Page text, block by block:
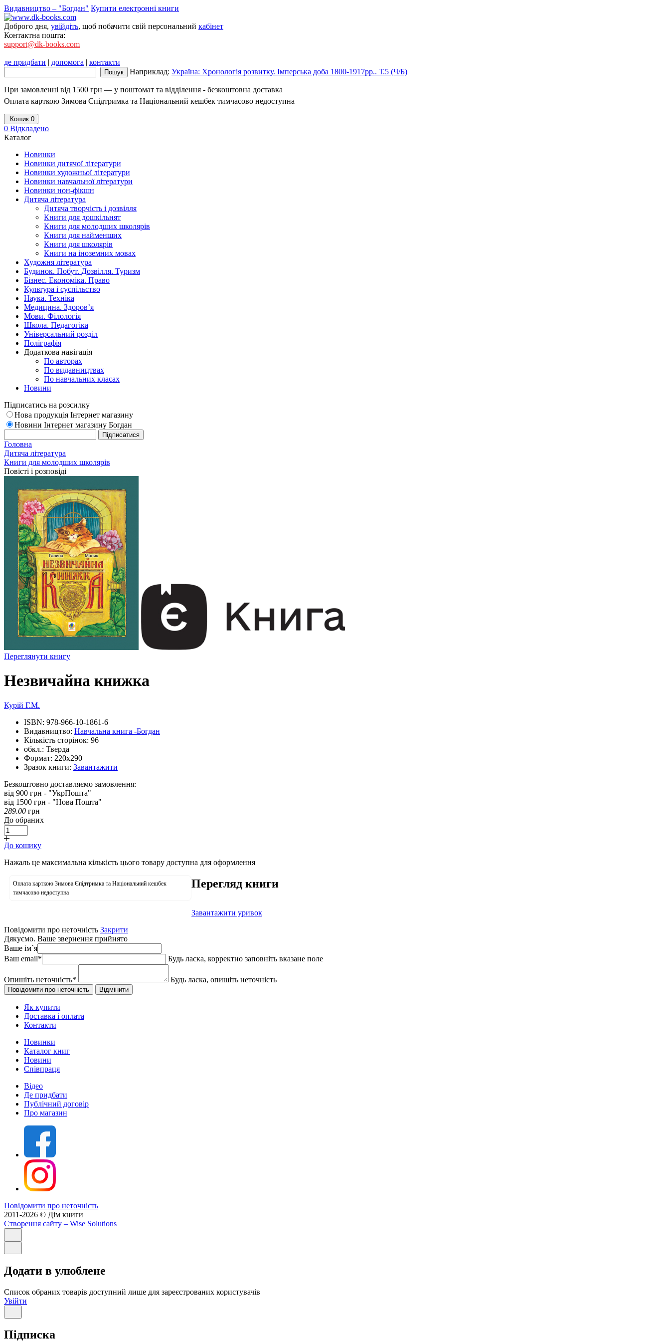
Видавництво – "Богдан" Купити електронні книги
Доброго дня, увійдіть, щоб побачити свій персональний кабінет
Контактна пошта:
support@dk-books.com
де придбати | допомога | контакти
Наприклад: Україна: Хронологія розвитку. Імперська доба 1800-1917рр.. Т.5 (Ч/Б)
При замовленні від 1500 грн — у поштомат та відділення - безкоштовна доставка
Оплата карткою Зимова Єпідтримка та Національний кешбек тимчасово недоступна
Кошик 0
0 Відкладено
Каталог
Новинки
Новинки дитячої літератури
Новинки художньої літератури
Новинки навчальної літератури
Новинки нон-фікшн
Дитяча література
Дитяча творчість і дозвілля
Книги для дошкільнят
Книги для молодших школярів
Книги для найменших
Книги для школярів
Книги на іноземних мовах
Художня література
Будинок. Побут. Дозвілля. Туризм
Бізнес. Економіка. Право
Культура і суспільство
Наука. Техніка
Медицина. Здоров’я
Мови. Філологія
Школа. Педагогіка
Універсальний розділ
Поліграфія
Додаткова навігація
По авторах
По видавництвах
По навчальних класах
Новини
Підписатись на розсилку
Нова продукція Інтернет магазину
Новини Інтернет магазину Богдан
Головна
Дитяча література
Книги для молодших школярів
Повісті і розповіді
Переглянути книгу
Незвичайна книжка
Курій Г.М.
ISBN: 978-966-10-1861-6
Видавництво: Навчальна книга -Богдан
Кількість сторінок: 96
обкл.: Тверда
Формат: 220х290
Зразок книги: Завантажити
Безкоштовно доставляємо замовлення:
від 900 грн - "УкрПошта"
від 1500 грн - "Нова Пошта"
289.00 грн
До обраних
До кошику
Нажаль це максимальна кількість цього товару доступна для оформлення
Оплата карткою Зимова Єпідтримка та Національний кешбек
тимчасово недоступна
Перегляд книги
Завантажити уривок
Повідомити про неточність Закрити
Дякуємо. Ваше звернення прийнято
Ваше ім`я
Ваш email* Будь ласка, корректно заповніть вказане поле
Опишіть неточність* Будь ласка, опишіть неточність
Як купити
Доставка і оплата
Контакти
Новинки
Каталог книг
Новини
Співпраця
Відео
Де придбати
Публічний договір
Про магазин
Повідомити про неточність
2011-2026 © Дім книги
Створення сайту – Wise Solutions
Додати в улюблене
Список обраних товарів доступний лише для зареєстрованих користувачів
Увійти
Підписка